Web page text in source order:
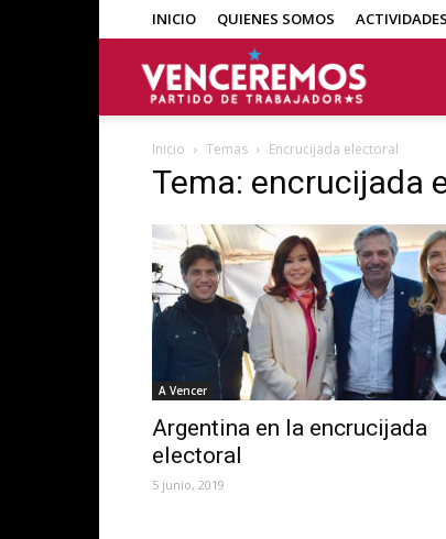
INICIO QUIENES SOMOS ACTIVIDADES
Inicio Temas Encrucijada electoral
Tema: encrucijada
A Vencer
Argentina en la encrucijada
electoral
5 junio, 2019